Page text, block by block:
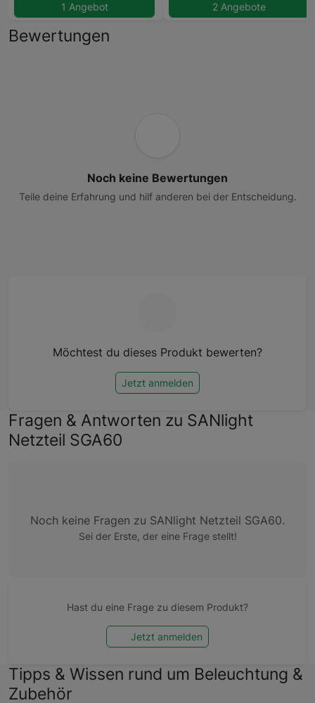
1 Angebot 2 Angebote
Bewertungen
Noch keine Bewertungen
Teile deine Erfahrung und hilf anderen bei der Entscheidung.
Möchtest du dieses Produkt bewerten?
Jetzt anmelden
Fragen & Antworten zu SANlight
Netzteil SGA60
Noch keine Fragen zu SANlight Netzteil SGA60.
Sei der Erste, der eine Frage stellt!
Hast du eine Frage zu diesem Produkt?
Jetzt anmelden
Tipps & Wissen rund um Beleuchtung &
Zubehör